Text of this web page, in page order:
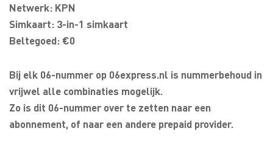
Netwerk: KPN
Simkaart: 3-in-1 simkaart
Beltegoed: €0
Bij elk 06-nummer op 06express.nl is nummerbehoud in
vrijwel alle combinaties mogelijk.
Zo is dit 06-nummer over te zetten naar een
abonnement, of naar een andere prepaid provider.